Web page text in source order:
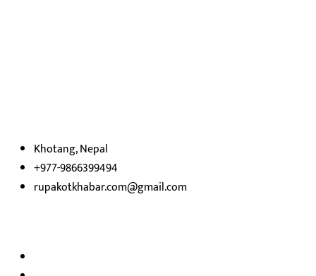
Khotang, Nepal
+977-9866399494
rupakotkhabar.com@gmail.com